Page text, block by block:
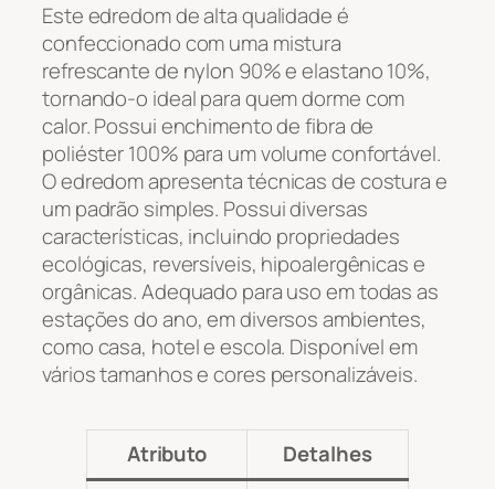
Este edredom de alta qualidade é
confeccionado com uma mistura
refrescante de nylon 90% e elastano 10%,
tornando-o ideal para quem dorme com
calor. Possui enchimento de fibra de
poliéster 100% para um volume confortável.
O edredom apresenta técnicas de costura e
um padrão simples. Possui diversas
características, incluindo propriedades
ecológicas, reversíveis, hipoalergênicas e
orgânicas. Adequado para uso em todas as
estações do ano, em diversos ambientes,
como casa, hotel e escola. Disponível em
vários tamanhos e cores personalizáveis.
Atributo Detalhes